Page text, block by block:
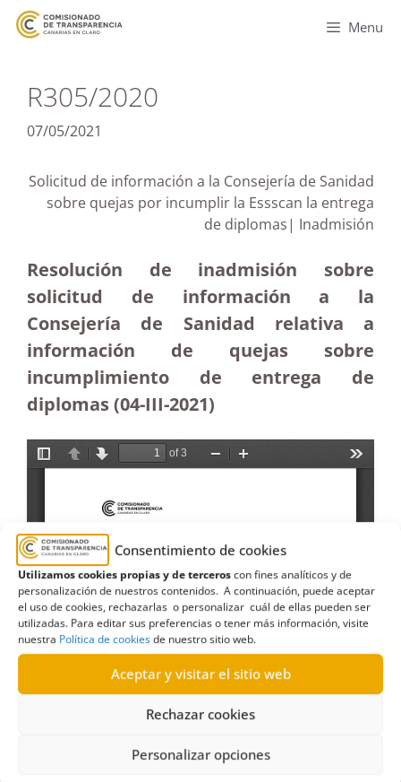
Consentimiento de cookies
Utilizamos cookies propias y de terceroscon fines analíticos y de
personalización de nuestros contenidos. A continuación, puede aceptar
el uso de cookies, rechazarlas o personalizar cuál de ellas pueden ser
utilizadas. Para editar sus preferencias o tener más información, visite
nuestra Política de cookiesde nuestro sitio web.
Aceptar y visitar el sitio web
Rechazar cookies
Personalizar opciones
Menu
R305/2020
07/05/2021
Solicitud de información a la Consejería de Sanidad
sobre quejas por incumplir la Essscan la entrega
de diplomas| Inadmisión
Resolución de inadmisión sobre
solicitud de información a la
Consejería de Sanidad relativa a
información de quejas sobre
incumplimiento de entrega de
diplomas (04-III-2021)